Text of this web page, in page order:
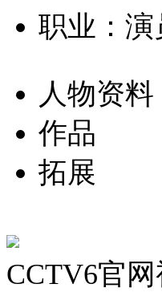
职业：演
人物资料
作品
拓展
CCTV6官